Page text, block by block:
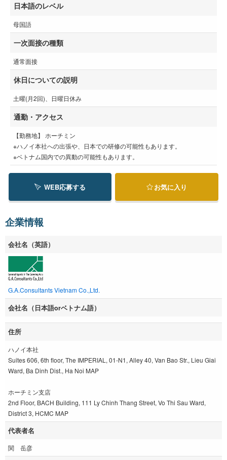
日本語のレベル
母国語
一次面接の種類
通常面接
休日についての説明
土曜(月2回)、日曜日休み
通勤・アクセス
【勤務地】 ホーチミン
※ハノイ本社への出張や、日本での研修の可能性もあります。
※ベトナム国内での異動の可能性もあります。
WEB応募する お気に入り
企業情報
会社名（英語）
G.A.Consultants Vietnam Co.,Ltd.
会社名（日本語orベトナム語）
住所
ハノイ本社
Suites 606, 6th floor, The IMPERIAL, 01-N1, Alley 40, Van Bao Str., Lieu Giai
Ward, Ba Dinh Dist., Ha Noi MAP
ホーチミン支店
2nd Floor, BACH Building, 111 Ly Chinh Thang Street, Vo Thi Sau Ward,
District 3, HCMC MAP
代表者名
関 岳彦